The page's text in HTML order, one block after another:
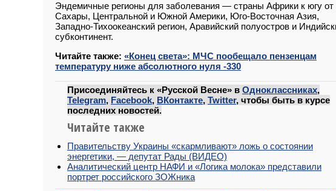
Эндемичные регионы для заболевания — страны Африки к югу от
Сахары, Центральной и Южной Америки, Юго‑Восточная Азия,
Западно‑Тихоокеанский регион, Аравийский полуостров и
субконтинент.
Читайте также: «Конец света»: МЧС пообещало пензенцам
температуру ниже абсолютного нуля -330
Присоединяйтесь к «Русской Весне» в Одноклассниках,
Telegram, Facebook, ВКонтакте, Twitter, чтобы быть в курсе
последних новостей.
Читайте также
Правительству Украины «скармливают» ложь о состоянии
энергетики, — депутат Рады (ВИДЕО)
Аналитический центр НАФИ и «Логика молока» представили
портрет российского ЗОЖника